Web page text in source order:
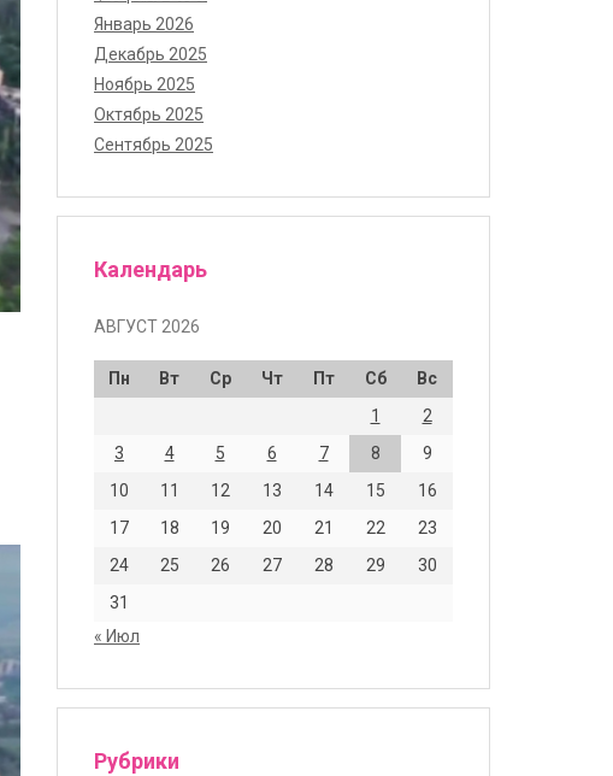
Январь 2026
Декабрь 2025
Ноябрь 2025
Октябрь 2025
Сентябрь 2025
Календарь
АВГУСТ 2026
Пн Вт Ср Чт Пт Сб
Вс
1
2
3
4 5 6 7 8
9
10
11 12 13 14 15
16
17
18 19 20 21 22
23
24
25 26 27 28 29
30
31
« Июл
Рубрики